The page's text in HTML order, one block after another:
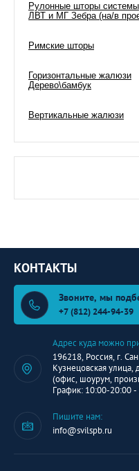
Рулонные шторы системы
ЛВТ и МГ Зебра (на/в
Римские шторы
Горизонтальные жалюзи
Дерево\бамбук
Вертикальные жалюзи
КОНТАКТЫ
Звоните, мы
+7 (812) 244-94-39
Адрес куда можно
196218, Россия, г.
Кузнецовская улица,
(офис, шоурум,
График: 10:00-20:00
Пишите нам:
info@svilspb.ru